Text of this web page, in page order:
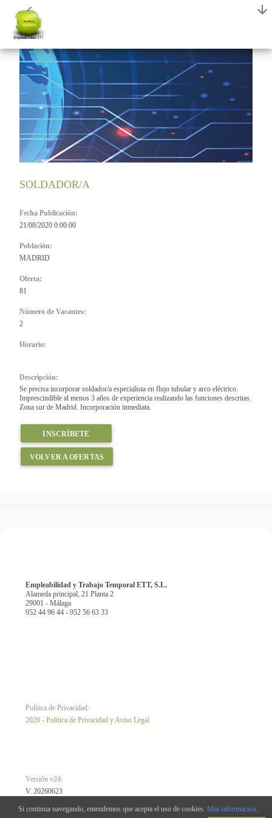
SOLDADOR/A
Fecha Publicación:
21/08/2020 0:00:00
Población:
MADRID
Oferta:
81
Número de Vacantes:
2
Horario:
Descripción:
Se precisa incorporar soldador/a especialista en flujo tubular y arco eléctrico.
Imprescindible al menos 3 años de experiencia realizando las funciones descritas.
Zona sur de Madrid. Incorporación inmediata.
INSCRÍBETE
VOLVER A OFERTAS
Empleabilidad y Trabajo Temporal ETT, S.L.
Alameda principal, 21 Planta 2
29001 - Málaga
952 44 96 44 - 952 56 63 33
Política de Privacidad:
2026 - Política de Privacidad y Aviso Legal
Versión v24:
V. 20260623
Si continua navegando, entendemos que acepta el uso de cookies. Más información.